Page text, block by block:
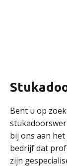
Bent u op
bij ons aan
bedrijf dat
zijn